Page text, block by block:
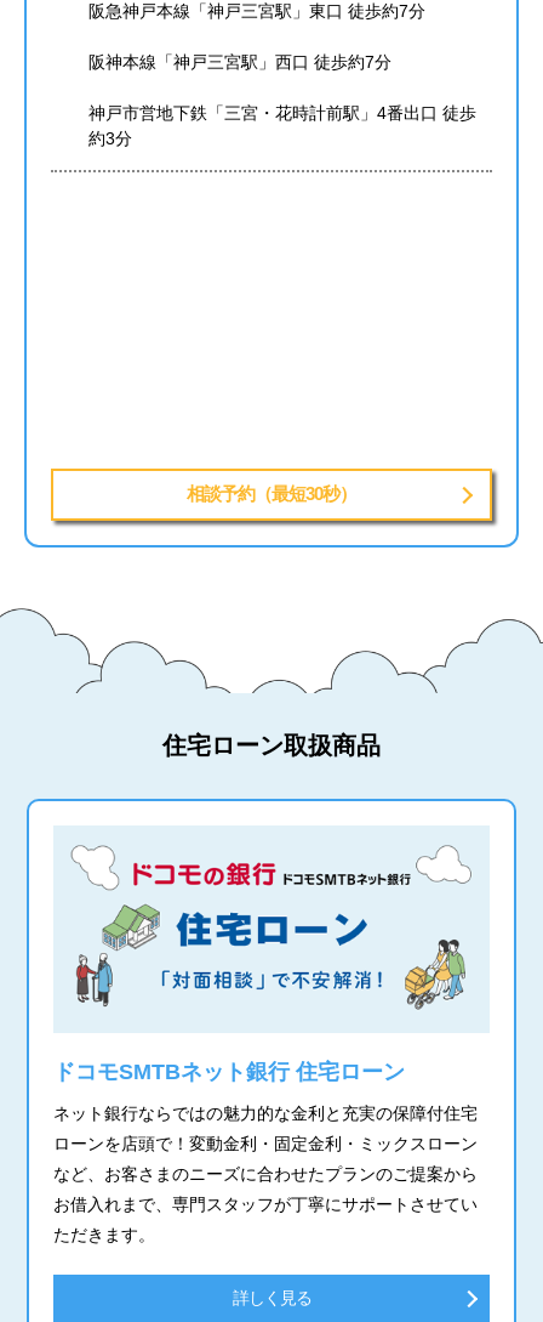
阪急神戸本線「神戸三宮駅」東口 徒歩約7分
阪神本線「神戸三宮駅」西口 徒歩約7分
神戸市営地下鉄「三宮・花時計前駅」4番出口 徒歩
約3分
相談予約（最短30秒）
住宅ローン取扱商品
ドコモSMTBネット銀行 住宅ローン
ネット銀行ならではの魅力的な金利と充実の保障付住宅
ローンを店頭で！変動金利・固定金利・ミックスローン
など、お客さまのニーズに合わせたプランのご提案から
お借入れまで、専門スタッフが丁寧にサポートさせてい
ただきます。
詳しく見る